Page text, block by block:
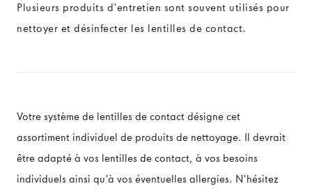
Lentilles souples
TYPES DE LENTILLES DE CONTACT
Lentilles toriques
Plusieurs produits d'entretien sont souvent utilisés pour
nettoyer et désinfecter les lentilles de contact.
Votre système de lentilles de contact désigne cet
assortiment individuel de produits de nettoyage. Il devrait
être adapté à vos lentilles de contact, à vos besoins
individuels ainsi qu'à vos éventuelles allergies. N'hésitez